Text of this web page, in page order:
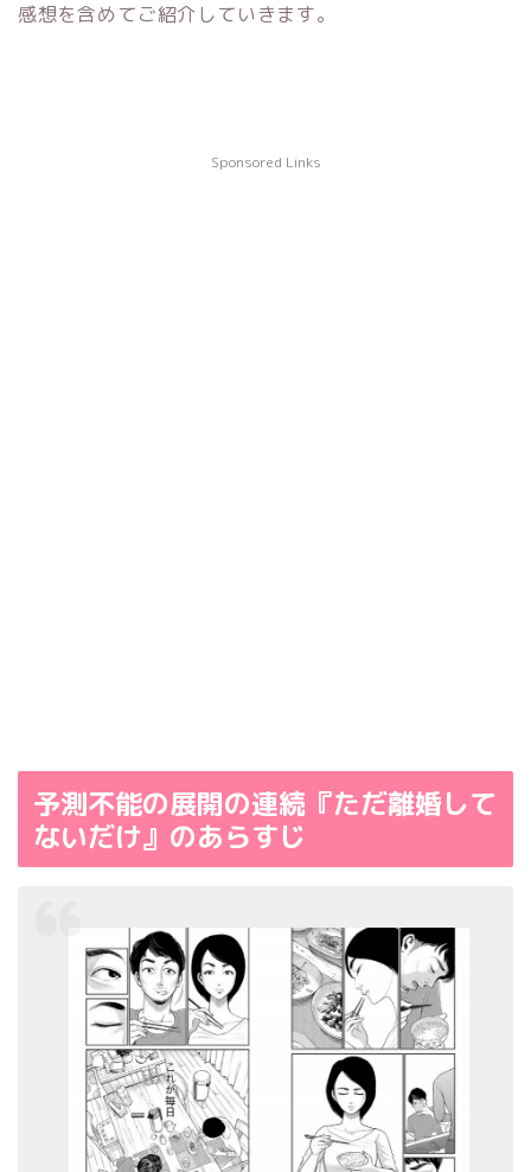
感想を含めてご紹介していきます。
Sponsored Links
予測不能の展開の連続『ただ離婚して
ないだけ』のあらすじ